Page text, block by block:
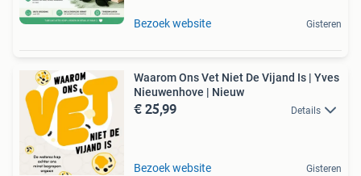
Bezoek website Gisteren
Waarom Ons Vet Niet De Vijand Is | Yves
Nieuwenhove | Nieuw
€ 25,99 Details
Bezoek website Gisteren